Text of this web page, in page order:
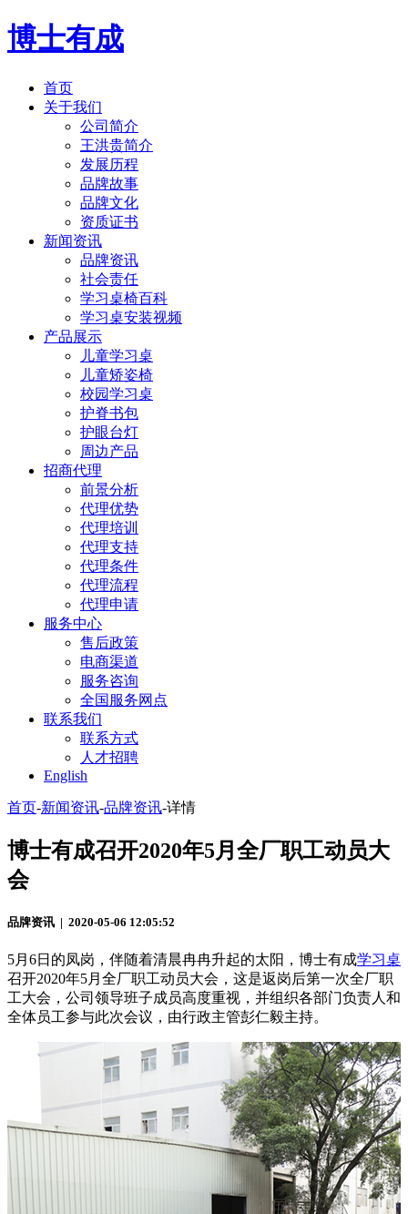
博士有成
首页
关于我们
公司简介
王洪贵简介
发展历程
品牌故事
品牌文化
资质证书
新闻资讯
品牌资讯
社会责任
学习桌椅百科
学习桌安装视频
产品展示
儿童学习桌
儿童矫姿椅
校园学习桌
护脊书包
护眼台灯
周边产品
招商代理
前景分析
代理优势
代理培训
代理支持
代理条件
代理流程
代理申请
服务中心
售后政策
电商渠道
服务咨询
全国服务网点
联系我们
联系方式
人才招聘
English
首页-新闻资讯-品牌资讯-详情
博士有成召开2020年5月全厂职工动员大
会
品牌资讯 | 2020-05-06 12:05:52
5月6日的凤岗，伴随着清晨冉冉升起的太阳，博士有成学习桌
召开2020年5月全厂职工动员大会，这是返岗后第一次全厂职
工大会，公司领导班子成员高度重视，并组织各部门负责人和
全体员工参与此次会议，由行政主管彭仁毅主持。